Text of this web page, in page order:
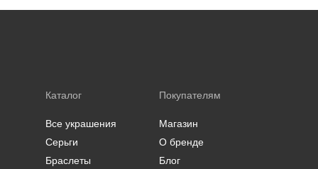
Каталог
Все украшения
Покупателям
Серьги
Браслеты
Магазин
О бренде
Блог